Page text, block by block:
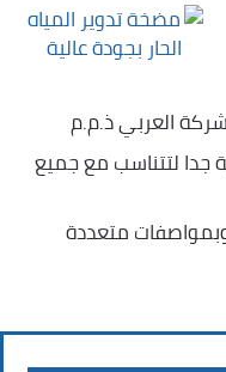
العربي ذ.م.م
جدا لتتناسب مع جميع
متعددة